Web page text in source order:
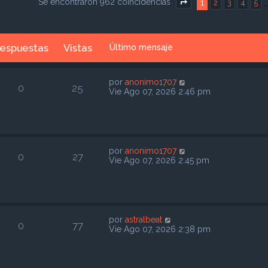
Página1 de 39
1 2 3 4 5
Vistas Último mensaje
0 25 poranonimo1707
Vie Ago 07, 2026 2:46 pm
0 27 poranonimo1707
Vie Ago 07, 2026 2:45 pm
0 77 porastralbeat
Vie Ago 07, 2026 2:38 pm